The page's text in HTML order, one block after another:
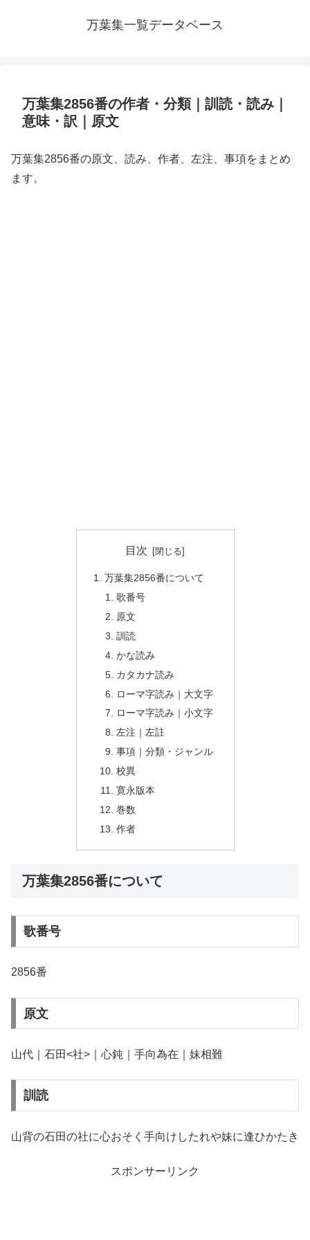
万葉集一覧データベース
万葉集2856番の作者・分類｜訓読・読み｜
意味・訳｜原文
万葉集2856番の原文、読み、作者、左注、事項をまとめ
ます。
目次
万葉集2856番について
歌番号
原文
訓読
かな読み
カタカナ読み
ローマ字読み｜大文字
ローマ字読み｜小文字
左注｜左註
事項｜分類・ジャンル
校異
寛永版本
巻数
作者
万葉集2856番について
歌番号
2856番
原文
山代｜石田<社>｜心鈍｜手向為在｜妹相難
訓読
山背の石田の社に心おそく手向けしたれや妹に逢ひかたき
スポンサーリンク